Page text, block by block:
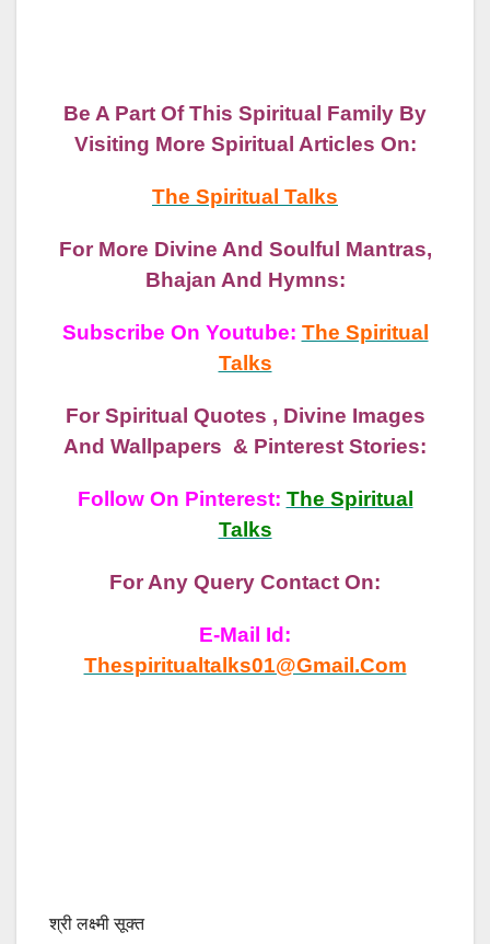
Be A Part Of This Spiritual Family By
Visiting More Spiritual Articles On:
The Spiritual Talks
For More Divine And Soulful Mantras,
Bhajan And Hymns:
Subscribe On Youtube: The Spiritual
Talks
For Spiritual Quotes , Divine Images
And Wallpapers & Pinterest Stories:
Follow On Pinterest: The Spiritual
Talks
For Any Query Contact On:
E-Mail Id:
Thespiritualtalks01@gmail.com
श्री लक्ष्मी सूक्त